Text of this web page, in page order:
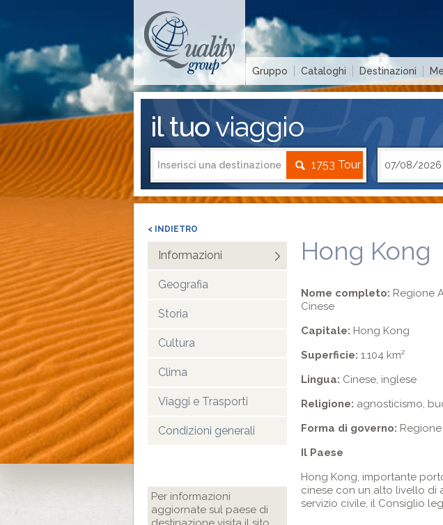
Gruppo Cataloghi Destinazioni
il tuoviaggio
< INDIETRO
Informazioni
Geografia
Storia
Cultura
Clima
Viaggi e Trasporti
Condizioni generali
Per informazioni
aggiornate sul paese di
Hong Kong
Nome completo: Regione
Cinese
Capitale: Hong Kong
Superficie: 1.104 km²
Lingua: Cinese, inglese
Religione: agnosticismo,
Forma di governo:
Il Paese
Hong Kong, importante
cinese con un alto livello di
servizio civile, il Consiglio